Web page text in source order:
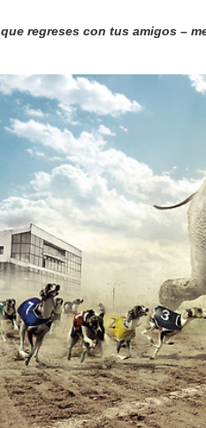
regreses con tus amigos –